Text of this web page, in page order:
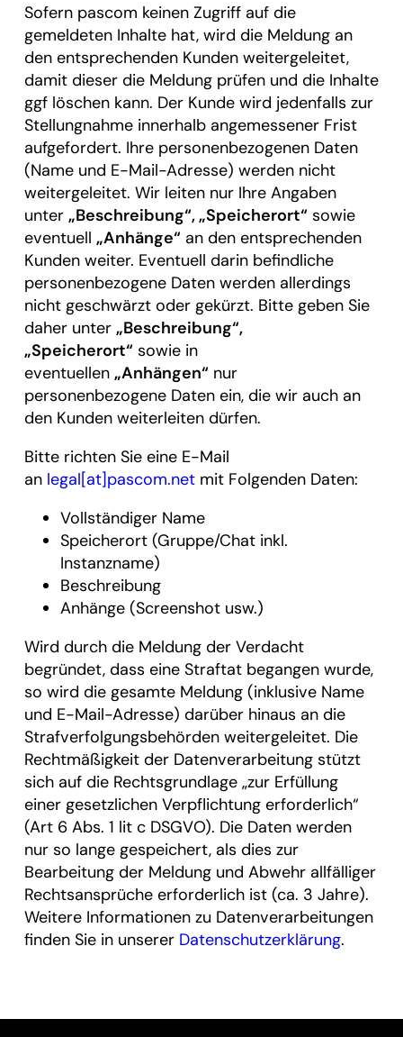
Sofern pascom keinen Zugriff auf die
gemeldeten Inhalte hat, wird die Meldung an
den entsprechenden Kunden weitergeleitet,
damit dieser die Meldung prüfen und die Inhalte
ggf löschen kann. Der Kunde wird jedenfalls zur
Stellungnahme innerhalb angemessener Frist
aufgefordert. Ihre personenbezogenen Daten
(Name und E-Mail-Adresse) werden nicht
weitergeleitet. Wir leiten nur Ihre Angaben
unter „Beschreibung“, „Speicherort“ sowie
eventuell „Anhänge“ an den entsprechenden
Kunden weiter. Eventuell darin befindliche
personenbezogene Daten werden allerdings
nicht geschwärzt oder gekürzt. Bitte geben Sie
daher unter „Beschreibung“,
„Speicherort“ sowie in
eventuellen „Anhängen“ nur
personenbezogene Daten ein, die wir auch an
den Kunden weiterleiten dürfen.
Bitte richten Sie eine E-Mail
an legal[at]pascom.netmit Folgenden Daten:
Vollständiger Name
Speicherort (Gruppe/Chat inkl.
Instanzname)
Beschreibung
Anhänge (Screenshot usw.)
Wird durch die Meldung der Verdacht
begründet, dass eine Straftat begangen wurde,
so wird die gesamte Meldung (inklusive Name
und E-Mail-Adresse) darüber hinaus an die
Strafverfolgungsbehörden weitergeleitet. Die
Rechtmäßigkeit der Datenverarbeitung stützt
sich auf die Rechtsgrundlage „zur Erfüllung
einer gesetzlichen Verpflichtung erforderlich“
(Art 6 Abs. 1 lit c DSGVO). Die Daten werden
nur so lange gespeichert, als dies zur
Bearbeitung der Meldung und Abwehr allfälliger
Rechtsansprüche erforderlich ist (ca. 3 Jahre).
Weitere Informationen zu Datenverarbeitungen
finden Sie in unserer Datenschutzerklärung.